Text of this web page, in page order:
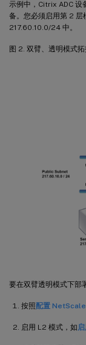
示例中，Citrix ADC 设
备。您必须启用第 2 层
217.60.10.0/24 中。
图 2. 双臂、透明模式拓
要在双臂透明模式下部
按照配置
启用 L2 模式，如